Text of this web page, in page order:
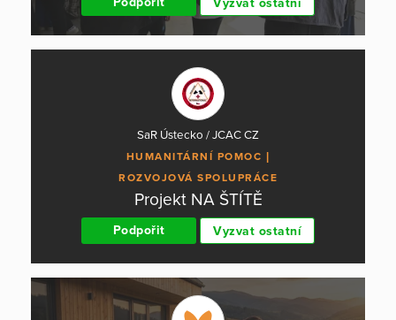
SaR Ústecko / JCAC CZ
HUMANITÁRNÍ POMOC
ROZVOJOVÁ SPOLUPRÁCE
Projekt NA ŠTÍTĚ
Podpořit Vyzvat ostatní